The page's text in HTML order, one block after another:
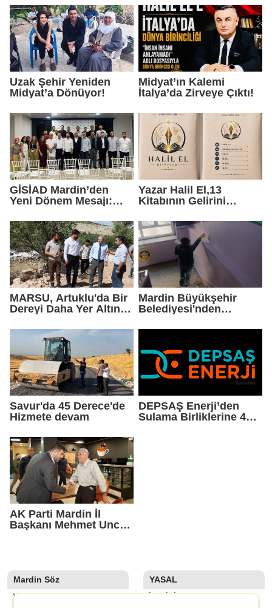
Uzak Şehir Yeniden
Midyat’a Dönüyor!
Midyat’ın Kalemi
İtalya’da Zirveye Çıktı!
GİSİAD Mardin’den
Yeni Dönem Mesajı:
Daha Çok Üretim
Yazar Halil El,13
Kitabının Gelirini
MARSU, Artuklu'da Bir
Dereyi Daha Yer Altına
Mardin Büyükşehir
Belediyesi'nden
Savur'da 45 Derece'de
Hizmete devam
DEPSAŞ Enerji’den
Sulama Birliklerine 48
AK Parti Mardin İl
Başkanı Mehmet Uncu:
Mardin Söz
YAZARLAR
YASAL
İLETIŞIM